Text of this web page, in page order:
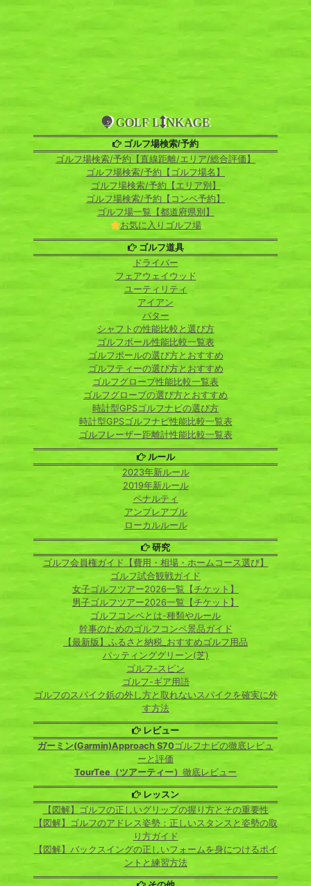
GOLF L NKAGE
ゴルフ場検索/予約
ゴルフ場検索/予約【直線距離/エリア/総合評価】
ゴルフ場検索/予約【ゴルフ場名】
ゴルフ場検索/予約【エリア別】
ゴルフ場検索/予約【コンペ予約】
ゴルフ場一覧【都道府県別】
お気に入りゴルフ場
ゴルフ道具
ドライバー
フェアウェイウッド
ユーティリティ
アイアン
パター
シャフトの性能比較と選び方
ゴルフボール性能比較一覧表
ゴルフボールの選び方とおすすめ
ゴルフティーの選び方とおすすめ
ゴルフグローブ性能比較一覧表
ゴルフグローブの選び方とおすすめ
時計型GPSゴルフナビの選び方
時計型GPSゴルフナビ性能比較一覧表
ゴルフレーザー距離計性能比較一覧表
ルール
2023年新ルール
2019年新ルール
ペナルティ
アンプレアブル
ローカルルール
研究
ゴルフ会員権ガイド【費用・相場・ホームコース選び】
ゴルフ試合観戦ガイド
女子ゴルフツアー2026一覧【チケット】
男子ゴルフツアー2026一覧【チケット】
ゴルフコンペとは-種類やルール
幹事のためのゴルフコンペ景品ガイド
【最新版】ふるさと納税_おすすめゴルフ用品
パッティンググリーン(芝)
ゴルフ-スピン
ゴルフ-ギア用語
ゴルフのスパイク鋲の外し方と取れないスパイクを確実に外
す方法
レビュー
ガーミン(Garmin)Approach S70ゴルフナビの徹底レビュ
ーと評価
TourTee（ツアーティー） 徹底レビュー
レッスン
【図解】ゴルフの正しいグリップの握り方とその重要性
【図解】ゴルフのアドレス姿勢：正しいスタンスと姿勢の取
り方ガイド
【図解】バックスイングの正しいフォームを身につけるポイ
ントと練習方法